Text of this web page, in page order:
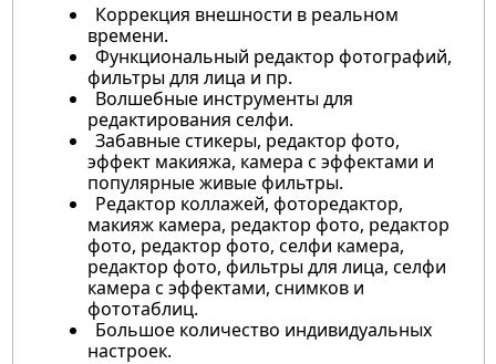
Коррекция внешности в реальном
времени.
Функциональный редактор фотографий,
фильтры для лица и пр.
Волшебные инструменты для
редактирования селфи.
Забавные стикеры, редактор фото,
эффект макияжа, камера с эффектами и
популярные живые фильтры.
Редактор коллажей, фоторедактор,
макияж камера, редактор фото, редактор
фото, редактор фото, селфи камера,
редактор фото, фильтры для лица, селфи
камера с эффектами, снимков и
фототаблиц.
Большое количество индивидуальных
настроек.